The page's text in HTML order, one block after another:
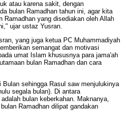
atau karena sakit, dengan
bulan Ramadhan tahun ini, agar kita
Ramadhan yang disediakan oleh Allah
ujar ustaz Yusran.
yang juga ketua PC Muhammadiyah
semangat dan motivasi
umat Islam khususnya para jama'ah
bulan Ramadhan dan cara
sehingga Rasul saw menjulukinya
segala bulan). Di antara
bulan keberkahan. Maknanya,
Ramadhan dilipat gandakan